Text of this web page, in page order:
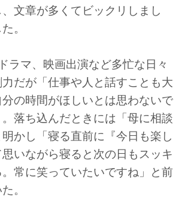
文章が多くてビックリしまし
。
ラマ、映画出演など多忙な日々
だが「仕事や人と話すことも大
の時間がほしいとは思わないで
落ち込んだときには「母に相談
かし「寝る直前に『今日も楽し
いながら寝ると次の日もスッキ
常に笑っていたいですね」と前
。